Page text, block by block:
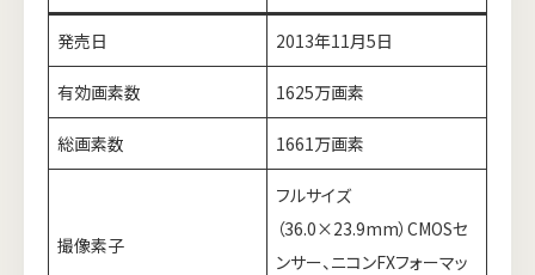
発売日 2013年11月5日
有効画素数 1625万画素
総画素数 1661万画素
撮像素子
フルサイズ
（36.0×23.9mm）CMOSセ
ンサー、ニコンFXフォーマッ